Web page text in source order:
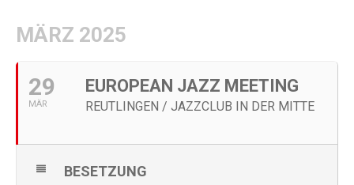
MÄRZ 2025
29
MÄR
EUROPEAN JAZZ MEETING
REUTLINGEN / JAZZCLUB IN DER MITTE
BESETZUNG